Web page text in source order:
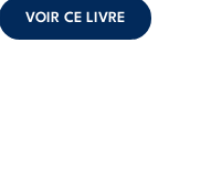
VOIR CE LIVRE